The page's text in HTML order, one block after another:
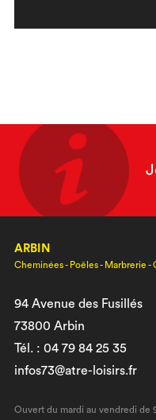
ARBIN
Cheminées - Poêles - Marbrerie -
94 Avenue des Fusillés
73800 Arbin
Tél. : 04 79 84 25 35
infos73@atre-loisirs.fr
Ouvert du mardi au vendredi de